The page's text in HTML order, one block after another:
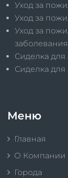
Уход за
Уход за
Уход за
Сиделка
Сиделка
Меню
Главная
О Компании
Города